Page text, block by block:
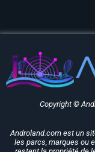
Copyright ©
Androland.com est un
les parcs, marques ou